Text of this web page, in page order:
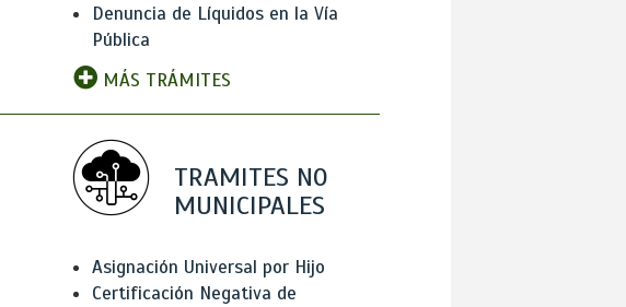
Denuncia de Líquidos en la Vía
Pública
MÁS TRÁMITES
TRAMITES NO
MUNICIPALES
Asignación Universal por Hijo
Certificación Negativa de